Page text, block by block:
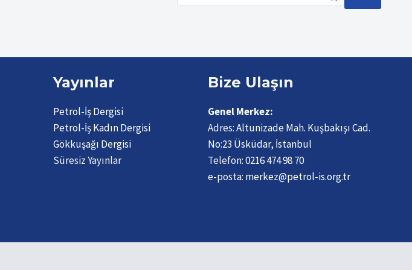
Yayınlar
Petrol-İş Dergisi
Petrol-İş Kadın Dergisi
Gökkuşağı Dergisi
Süresiz Yayınlar
Bize Ulaşın
Genel Merkez:
Adres:Altunizade Mah. Kuşbakışı Cad.
No:23 Üsküdar, İstanbul
Telefon:0216 474 98 70
e-posta: merkez@petrol-is.org.tr